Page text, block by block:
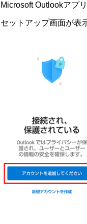
Microsoft Outlookアプ
セットアップ画面が表